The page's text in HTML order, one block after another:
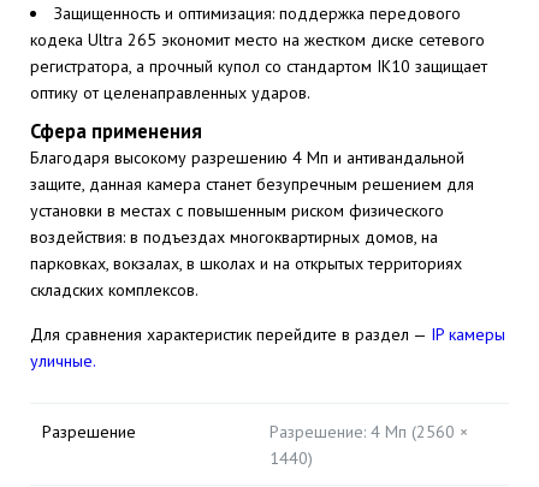
Защищенность и оптимизация: поддержка передового
кодека Ultra 265 экономит место на жестком диске сетевого
регистратора, а прочный купол со стандартом IK10 защищает
оптику от целенаправленных ударов.
Сфера применения
Благодаря высокому разрешению 4 Мп и антивандальной
защите, данная камера станет безупречным решением для
установки в местах с повышенным риском физического
воздействия: в подъездах многоквартирных домов, на
парковках, вокзалах, в школах и на открытых территориях
складских комплексов.
Для сравнения характеристик перейдите в раздел — IP камеры
уличные.
Разрешение
Разрешение: 4 Мп (2560 ×
1440)